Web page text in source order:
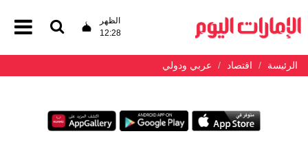
الظهر
12:28
الرئيسة اقتصاد عربي ودولي